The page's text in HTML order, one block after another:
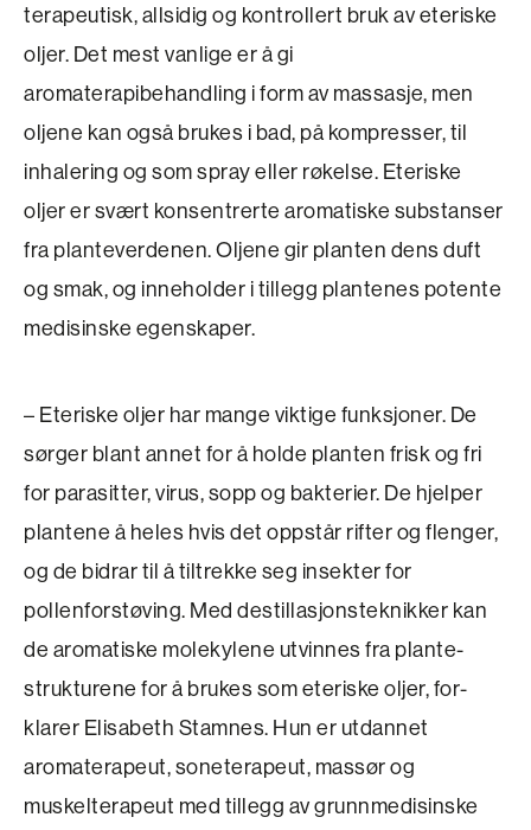
terapeutisk, allsidig og kontrollert bruk av eteriske
oljer. Det mest vanlige er å gi
aromaterapibehandling i form av massasje, men
oljene kan også brukes i bad, på kompresser, til
inhalering og som spray eller røkelse. Eteriske
oljer er svært konsentrerte aromatiske substanser
fra planteverdenen. Oljene gir planten dens duft
og smak, og inneholder i tillegg plantenes potente
medisinske egenskaper.
– Eteriske oljer har mange viktige funksjoner. De
sørger blant annet for å holde planten frisk og fri
for parasitter, virus, sopp og bakterier. De hjelper
plantene å heles hvis det oppstår rifter og flenger,
og de bidrar til å tiltrekke seg insekter for
pollenforstøving. Med destillasjonsteknikker kan
de aroma­tiske molekylene utvinnes fra plante­
strukturene for å brukes som eteriske oljer, for­
klarer Elisabeth Stamnes. Hun er utdannet
aromaterapeut, soneterapeut, massør og
muskelterapeut med tillegg av grunnmedisinske